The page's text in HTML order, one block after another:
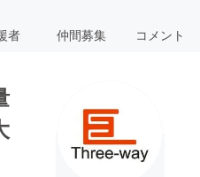
者 仲間募集 コメント